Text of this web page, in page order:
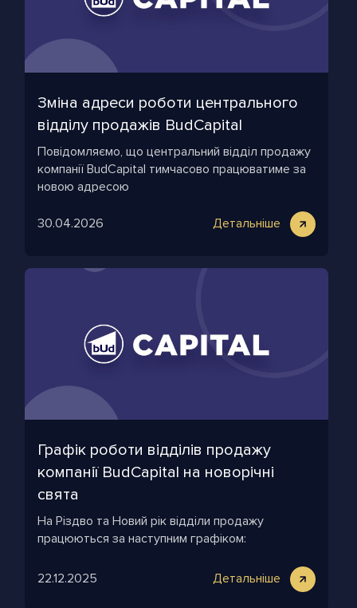
Зміна адреси роботи центрального
відділу продажів BudCapital
Повідомляємо, що центральний відділ продажу
компанії BudCapital тимчасово працюватиме за
новою адресою
30.04.2026 Детальніше
Графік роботи відділів продажу
компанії BudCapital на новорічні
свята
На Різдво та Новий рік відділи продажу
працюються за наступним графіком:
22.12.2025 Детальніше